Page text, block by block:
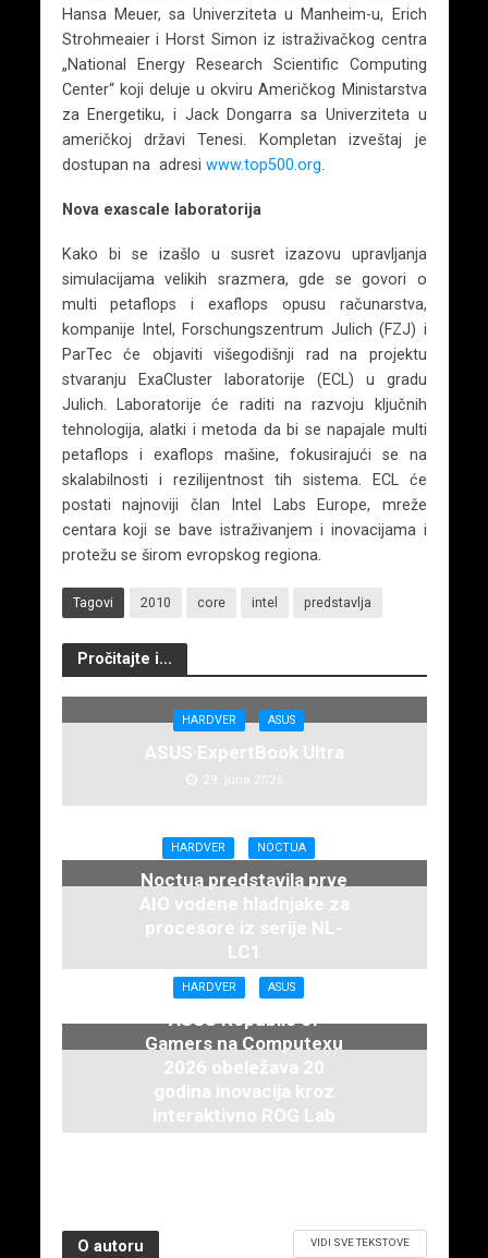
Hansa Meuer, sa Univerziteta u Manheim-u, Erich
Strohmeaier i Horst Simon iz istraživačkog centra
„National Energy Research Scientific Computing
Center“ koji deluje u okviru Američkog Ministarstva
za Energetiku, i Jack Dongarra sa Univerziteta u
američkoj državi Tenesi. Kompletan izveštaj je
dostupan na adresi www.top500.org
Nova exascale laboratorija
Kako bi se izašlo u susret izazovu upravljanja
simulacijama velikih srazmera, gde se govori o
multi petaflops i exaflops opusu računarstva,
kompanije Intel, Forschungszentrum Julich (FZJ) i
ParTec će objaviti višegodišnji rad na projektu
stvaranju ExaCluster laboratorije (ECL) u gradu
Julich. Laboratorije će raditi na razvoju ključnih
tehnologija, alatki i metoda da bi se napajale multi
petaflops i exaflops mašine, fokusirajući se na
skalabilnosti i rezilijentnost tih sistema. ECL će
postati najnoviji član Intel Labs Europe, mreže
centara koji se bave istraživanjem i inovacijama i
protežu se širom evropskog regiona.
Tagovi 2010 core intel predstavlja
Pročitajte i...
HARDVER ASUS
ASUS ExpertBook Ultra
29. juna 2026.
HARDVER NOCTUA
Noctua predstavila prve
AIO vodene hladnjake za
procesore iz serije NL-
LC1
16. juna 2026.
HARDVER ASUS
ASUS Republic of
Gamers na Computexu
2026 obeležava 20
godina inovacija kroz
interaktivno ROG Lab
iskustvo
O autoru VIDI SVE TEKSTOVE